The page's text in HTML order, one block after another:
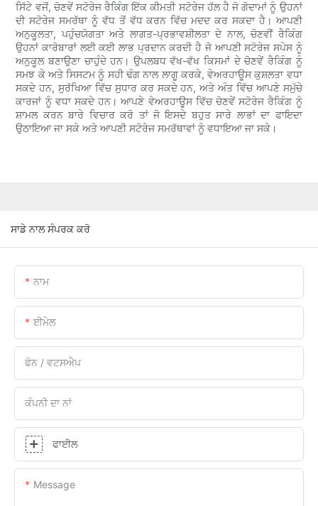
ਸਿੱਟੇ ਵਜੋਂ, ਚੋਣਵੇਂ ਸਟੋਰੇਜ ਰੈਕਿੰਗ ਇੱਕ ਕੀਮਤੀ ਸਟੋਰੇਜ ਹੱਲ ਹੈ ਜੋ ਗੋਦਾਮਾਂ ਨੂੰ ਉਹਨਾਂ
ਦੀ ਸਟੋਰੇਜ ਸਮਰੱਥਾ ਨੂੰ ਵੱਧ ਤੋਂ ਵੱਧ ਕਰਨ ਵਿੱਚ ਮਦਦ ਕਰ ਸਕਦਾ ਹੈ। ਆਪਣੀ
ਅਨੁਕੂਲਤਾ, ਪਹੁੰਚਯੋਗਤਾ ਅਤੇ ਲਾਗਤ-ਪ੍ਰਭਾਵਸ਼ੀਲਤਾ ਦੇ ਨਾਲ, ਚੋਣਵੀਂ ਰੈਕਿੰਗ
ਉਹਨਾਂ ਕਾਰੋਬਾਰਾਂ ਲਈ ਕਈ ਲਾਭ ਪ੍ਰਦਾਨ ਕਰਦੀ ਹੈ ਜੋ ਆਪਣੀ ਸਟੋਰੇਜ ਸਪੇਸ ਨੂੰ
ਅਨੁਕੂਲ ਬਣਾਉਣਾ ਚਾਹੁੰਦੇ ਹਨ। ਉਪਲਬਧ ਵੱਖ-ਵੱਖ ਕਿਸਮਾਂ ਦੇ ਚੋਣਵੇਂ ਰੈਕਿੰਗ ਨੂੰ
ਸਮਝ ਕੇ ਅਤੇ ਸਿਸਟਮ ਨੂੰ ਸਹੀ ਢੰਗ ਨਾਲ ਲਾਗੂ ਕਰਕੇ, ਵੇਅਰਹਾਊਸ ਕੁਸ਼ਲਤਾ ਵਧਾ
ਸਕਦੇ ਹਨ, ਸੁਰੱਖਿਆ ਵਿੱਚ ਸੁਧਾਰ ਕਰ ਸਕਦੇ ਹਨ, ਅਤੇ ਅੰਤ ਵਿੱਚ ਆਪਣੇ ਸਮੁੱਚੇ
ਕਾਰਜਾਂ ਨੂੰ ਵਧਾ ਸਕਦੇ ਹਨ। ਆਪਣੇ ਵੇਅਰਹਾਊਸ ਵਿੱਚ ਚੋਣਵੇਂ ਸਟੋਰੇਜ ਰੈਕਿੰਗ ਨੂੰ
ਸ਼ਾਮਲ ਕਰਨ ਬਾਰੇ ਵਿਚਾਰ ਕਰੋ ਤਾਂ ਜੋ ਇਸਦੇ ਬਹੁਤ ਸਾਰੇ ਲਾਭਾਂ ਦਾ ਫਾਇਦਾ
ਉਠਾਇਆ ਜਾ ਸਕੇ ਅਤੇ ਆਪਣੀ ਸਟੋਰੇਜ ਸਮਰੱਥਾਵਾਂ ਨੂੰ ਵਧਾਇਆ ਜਾ ਸਕੇ।
ਸਾਡੇ ਨਾਲ ਸੰਪਰਕ ਕਰੋ
ਨਾਮ
ਈਮੇਲ
ਫੋਨ / ਵਟਸਐਪ
ਕੰਪਨੀ ਦਾ ਨਾਂ
ਫਾਈਲ
Message